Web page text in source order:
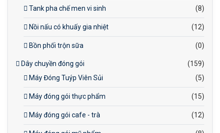
Tank pha chế men vi sinh (8)
Nồi nấu có khuấy gia nhiệt (12)
Bồn phối trộn sữa (0)
Dây chuyền đóng gói
(159)
Máy Đóng Tuýp Viên Sủi
(5)
Máy đóng gói thực phẩm (15)
Máy đóng gói cafe - trà (12)